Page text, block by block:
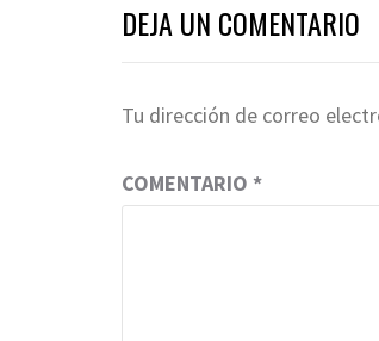
DEJA UN COMENTARIO
Tu dirección de correo
COMENTARIO *